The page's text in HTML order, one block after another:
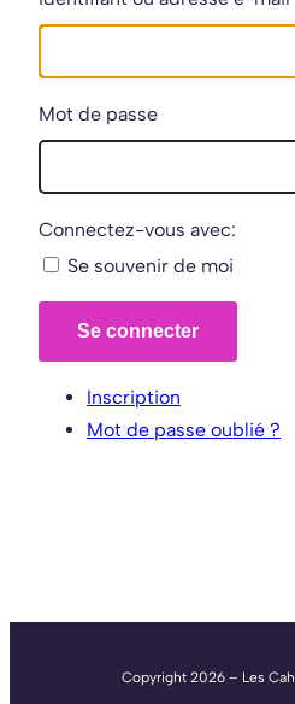
Mot de passe
Connectez-vous avec:
Se souvenir de moi
Se connecter
Inscription
Mot de passe oublié ?
Copyright 2026 – Les